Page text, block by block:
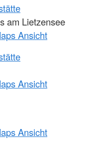
am Lietzensee
Ansicht
Ansicht
Ansicht